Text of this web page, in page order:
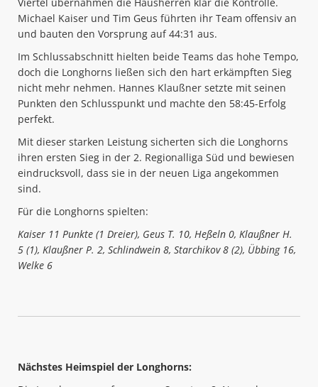
Michael Kaiser und Tim Geus führten ihr Team offensiv an
und bauten den Vorsprung auf 44:31 aus.
Im Schlussabschnitt hielten beide Teams das hohe Tempo,
doch die Longhorns ließen sich den hart erkämpften Sieg
nicht mehr nehmen. Hannes Klaußner setzte mit seinen
Punkten den Schlusspunkt und machte den 58:45-Erfolg
perfekt.
Mit dieser starken Leistung sicherten sich die Longhorns
ihren ersten Sieg in der 2. Regionalliga Süd und bewiesen
eindrucksvoll, dass sie in der neuen Liga angekommen
sind.
Für die Longhorns spielten:
Kaiser 11 Punkte (1 Dreier), Geus T. 10, Heßeln 0, Klaußner H.
5 (1), Klaußner P. 2, Schlindwein 8, Starchikov 8 (2), Übbing 16,
Welke 6
Nächstes Heimspiel der Longhorns: